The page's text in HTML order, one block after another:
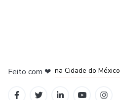
Feito com ❤ na Cidade do México